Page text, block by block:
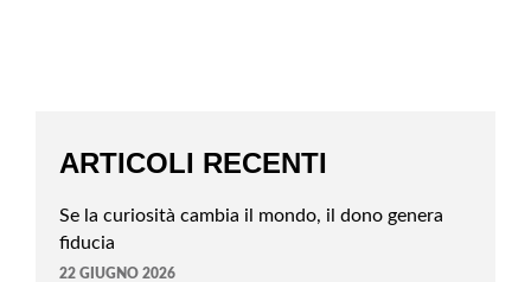
ARTICOLI RECENTI
Se la curiosità cambia il mondo, il dono genera
fiducia
22 GIUGNO 2026